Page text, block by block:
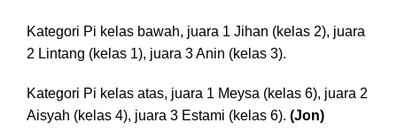
Kategori Pi kelas bawah, juara 1 Jihan (kelas 2), juara
2 Lintang (kelas 1), juara 3 Anin (kelas 3).
Kategori Pi kelas atas, juara 1 Meysa (kelas 6), juara 2
Aisyah (kelas 4), juara 3 Estami (kelas 6). (Jon)